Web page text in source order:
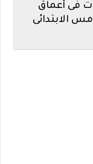
فى أعماق
الابتدائى